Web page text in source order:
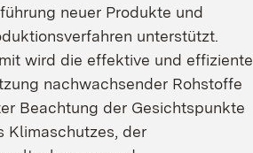
neuer Produkte und
unterstützt.
wird die effektive und effiziente
nachwachsender Rohstoffe
Beachtung der Gesichtspunkte
Klimaschutzes, der